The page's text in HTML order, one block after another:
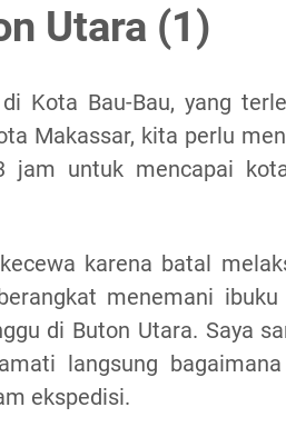
Utara (1)
Kota Bau-Bau, yang
Makassar, kita perlu
jam untuk mencapai
karena batal
menemani
di Buton Utara. Saya
langsung
ekspedisi.